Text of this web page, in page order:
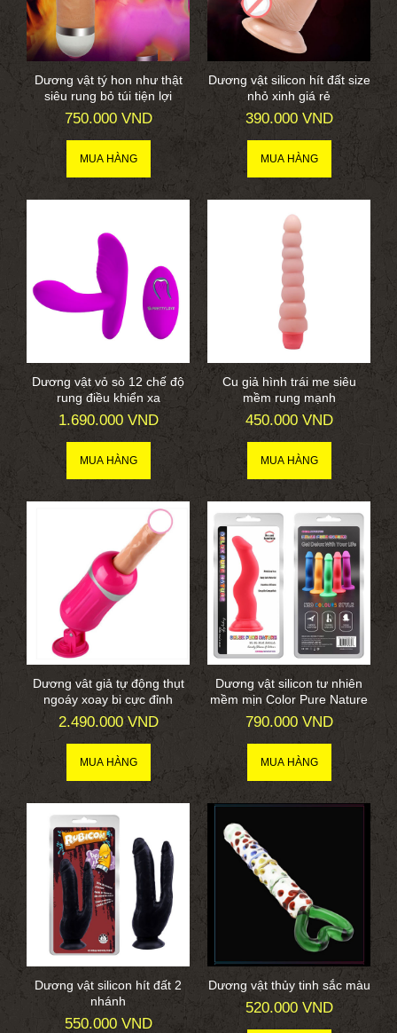
Dương vật tý hon như thật
siêu rung bỏ túi tiện lợi
750.000 VND
Dương vật silicon hít đất size
nhỏ xinh giá rẻ
390.000 VND
Dương vật vỏ sò 12 chế độ
rung điều khiển xa
1.690.000 VND
Cu giả hình trái me siêu
mềm rung mạnh
450.000 VND
Dương vât giả tự động thụt
ngoáy xoay bi cực đỉnh
2.490.000 VND
Dương vật silicon tư nhiên
mềm mịn Color Pure Nature
790.000 VND
Dương vật silicon hít đất 2
nhánh
550.000 VND
Dương vật thủy tinh sắc màu
520.000 VND